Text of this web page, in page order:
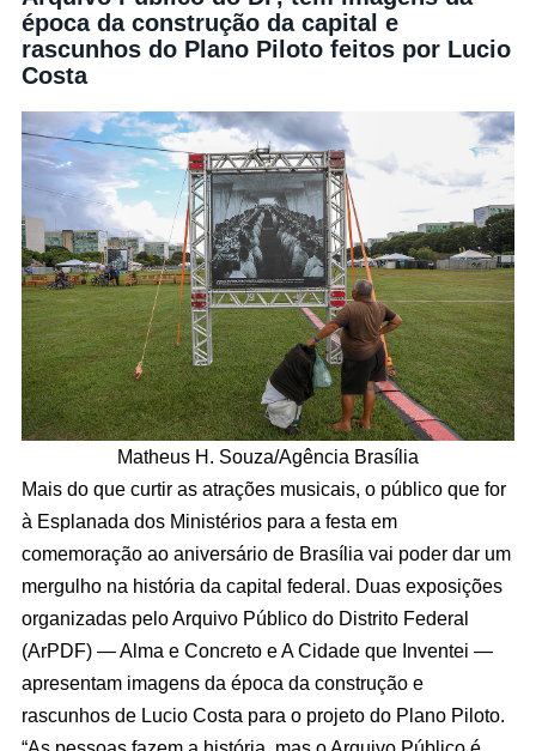
época da construção da capital e
rascunhos do Plano Piloto feitos por Lucio
Costa
Matheus H. Souza/Agência Brasília
Mais do que curtir as atrações musicais, o público que for
à Esplanada dos Ministérios para a festa em
comemoração ao aniversário de Brasília vai poder dar um
mergulho na história da capital federal. Duas exposições
organizadas pelo Arquivo Público do Distrito Federal
(ArPDF) — Alma e Concreto e A Cidade que Inventei —
apresentam imagens da época da construção e
rascunhos de Lucio Costa para o projeto do Plano Piloto.